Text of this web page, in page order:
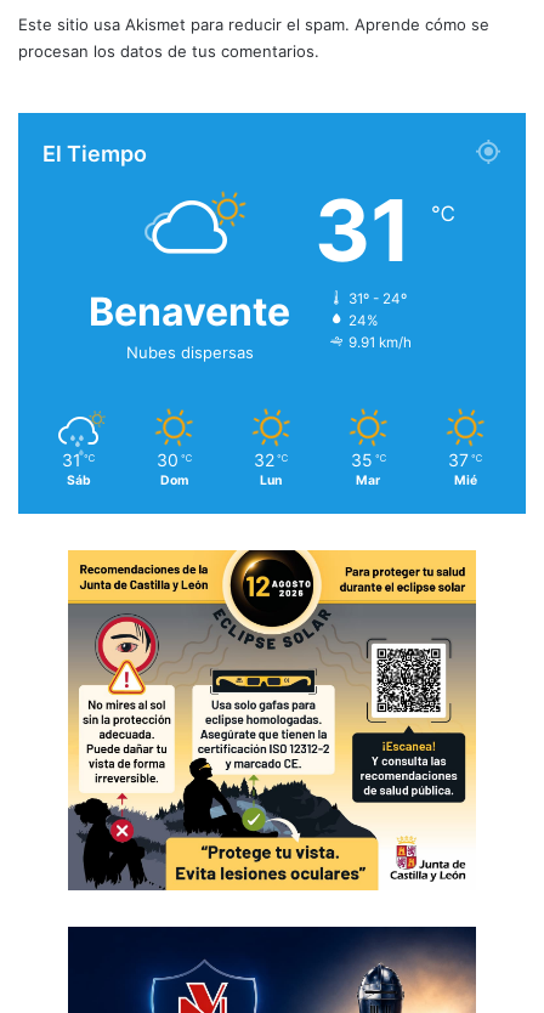
Este sitio usa Akismet para reducir el spam. Aprende cómo se
procesan los datos de tus comentarios.
El Tiempo
Benavente
Nubes dispersas
31 ℃
31º - 24º
24%
9.91 km/h
31 ℃
Sáb
30 ℃
Dom
32 ℃
Lun
35 ℃
Mar
37 ℃
Mié